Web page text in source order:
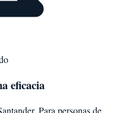
eficacia
Para personas de